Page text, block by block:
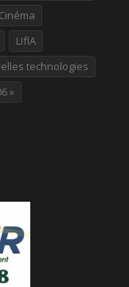
Cinéma
LIfIA
technologies
»